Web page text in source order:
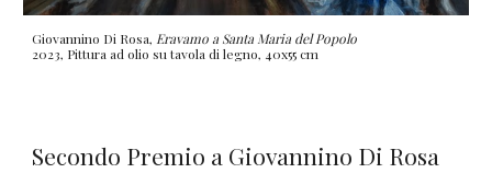
Giovannino Di Rosa,Eravamo a Santa Maria del Popolo
2023, Pittura ad olio su tavola di legno, 40x55 cm
Secondo Premio a Giovannino Di Rosa